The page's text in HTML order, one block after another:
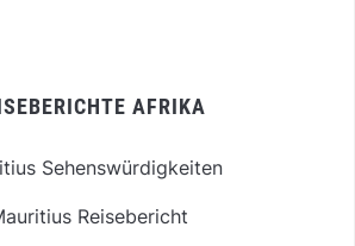
AFRIKA
Sehenswürdigkeiten
Reisebericht